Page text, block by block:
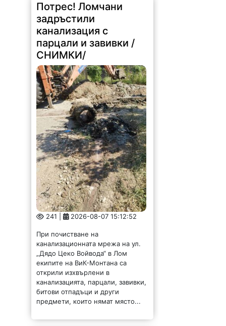
Потрес! Ломчани
задръстили
канализация с
парцали и завивки /
СНИМКИ/
241 | 2026-08-07 15:12:52
При почистване на
канализационната мрежа на ул.
„Дядо Цеко Войвода“ в Лом
екипите на ВиК-Монтана са
открили изхвърлени в
канализацията, парцали, завивки,
битови отпадъци и други
предмети, които нямат място...